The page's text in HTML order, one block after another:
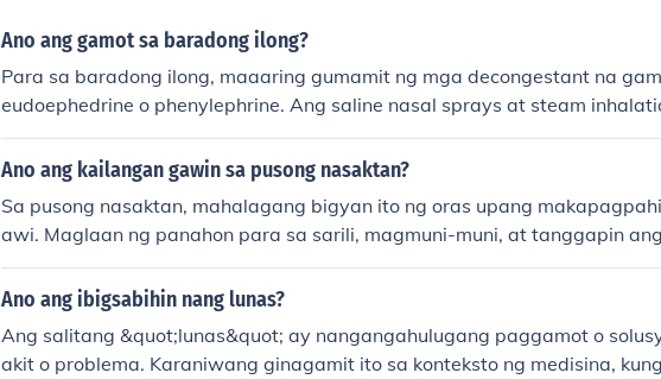
Ano ang gamot sa baradong ilong?
Para sa baradong ilong, maaaring gumamit ng mga decongestant na
eudoephedrine o phenylephrine. Ang saline nasal sprays at steam
ing makatulong upang maibsan ang baradong ilong. Kung ang sintomas
gy, maaaring magtake ng antihistamines. Mahalaga ring uminom ng
Ano ang kailangan gawin sa pusong nasaktan?
Sa pusong nasaktan, mahalagang bigyan ito ng oras upang
awi. Maglaan ng panahon para sa sarili, magmuni-muni, at tanggapin
an. Makakatulong din ang pakikipag-usap sa mga kaibigan o pamilya
ng sakit. Sa huli, unti-unting buksan ang puso sa mga bagong karanasan
Ano ang ibigsabihin nang lunas?
Ang salitang &quot;lunas&quot; ay nangangahulugang paggamot o
akit o problema. Karaniwang ginagamit ito sa konteksto ng medisina,